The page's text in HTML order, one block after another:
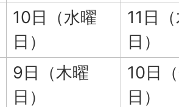
10日（水曜
日）
11日
日）
9日（木曜
日）
10日
日）